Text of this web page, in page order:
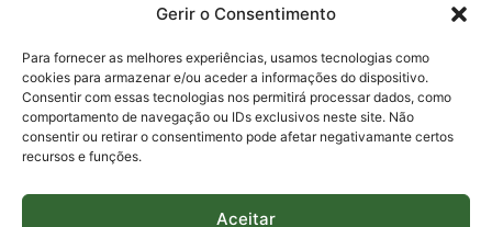
Gerir o Consentimento
Para fornecer as melhores experiências, usamos tecnologias como
cookies para armazenar e/ou aceder a informações do dispositivo.
Consentir com essas tecnologias nos permitirá processar dados, como
comportamento de navegação ou IDs exclusivos neste site. Não
consentir ou retirar o consentimento pode afetar negativamante certos
recursos e funções.
Aceitar
Para assuntos relacionados à Pesquisa
pesquisa@fapesc.sc.gov.br
Para assuntos relacionados à Inovação
inovacao@fapesc.sc.gov.br
Para assuntos relacionados à Bolsas
bolsas@fapesc.sc.gov.br
Para assuntos relacionados à Prestação de Contas
Para assuntos relacionados à Plataforma
plataforma@fapesc.sc.gov.br